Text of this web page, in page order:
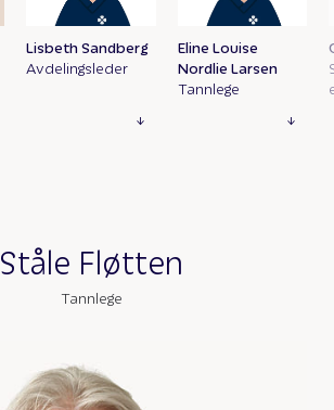
Lisbeth Sandberg
Avdelingsleder
Eline Louise
Nordlie Larsen
Tannlege
Ståle Fløtten
Tannlege